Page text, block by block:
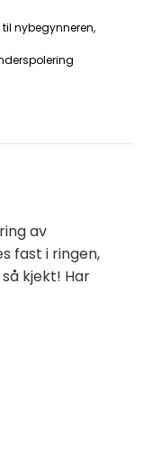
nybegynneren,
av
fast i ringen,
kjekt! Har